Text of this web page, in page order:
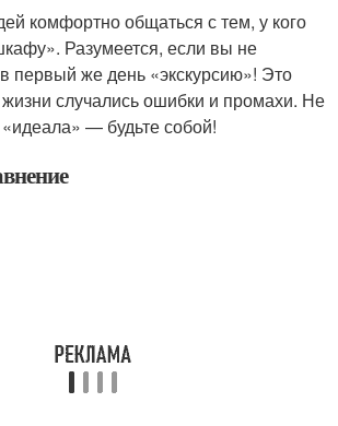
комфортно общаться с тем, у кого
Разумеется, если вы не
первый же день «экскурсию»! Это
случались ошибки и промахи. Не
— будьте собой!